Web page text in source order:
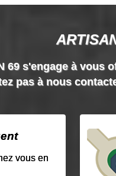
69 s'engage à
pas à nous
vous en